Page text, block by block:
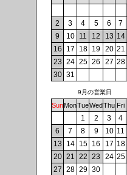
2
3 4 5 6 7
9
10 11 12 13 14
16
17 18 19 20 21
23 24 25 26 27 28
30 31
9月の営業日
SunMonTueWedThu Fri
1 2 3 4
6
7 8 9 10 11
13
14 15 16 17 18
20 21 22 23 24 25
27 28 29 30